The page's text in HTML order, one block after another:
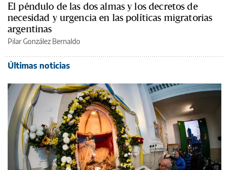
El péndulo de las dos almas y los decretos de
necesidad y urgencia en las políticas migratorias
argentinas
Pilar González Bernaldo
Últimas noticias